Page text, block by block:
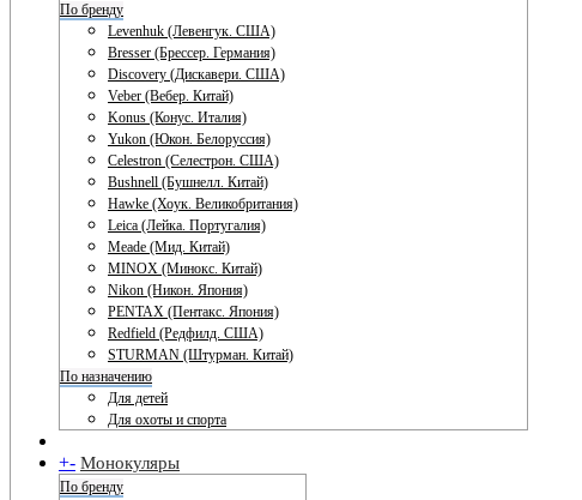
По бренду
Levenhuk (Левенгук. США)
Bresser (Брессер. Германия)
Discovery (Дискавери. США)
Veber (Вебер. Китай)
Konus (Конус. Италия)
Yukon (Юкон. Белоруссия)
Celestron (Селестрон. США)
Bushnell (Бушнелл. Китай)
Hawke (Хоук. Великобритания)
Leica (Лейка. Португалия)
Meade (Мид. Китай)
MINOX (Минокс. Китай)
Nikon (Никон. Япония)
PENTAX (Пентакс. Япония)
Redfield (Редфилд. США)
STURMAN (Штурман. Китай)
По назначению
Для детей
Для охоты и спорта
+- Монокуляры
По бренду